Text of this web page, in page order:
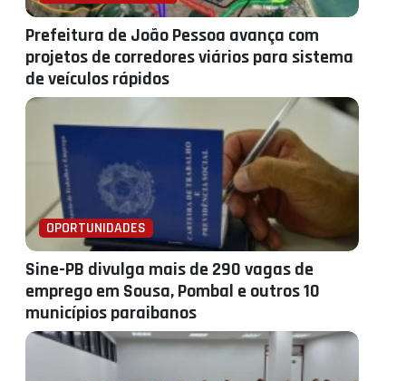
Prefeitura de João Pessoa avança com
projetos de corredores viários para sistema
de veículos rápidos
OPORTUNIDADES
Sine-PB divulga mais de 290 vagas de
emprego em Sousa, Pombal e outros 10
municípios paraibanos